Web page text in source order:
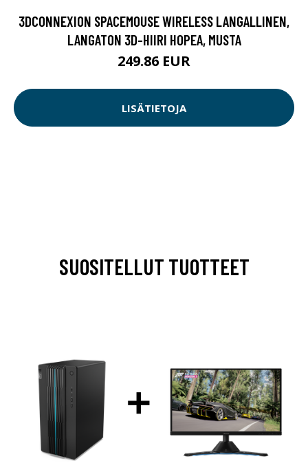
3DCONNEXION SPACEMOUSE WIRELESS LANGALLINEN,
LANGATON 3D-HIIRI HOPEA, MUSTA
249.86 EUR
LISÄTIETOJA
SUOSITELLUT TUOTTEET